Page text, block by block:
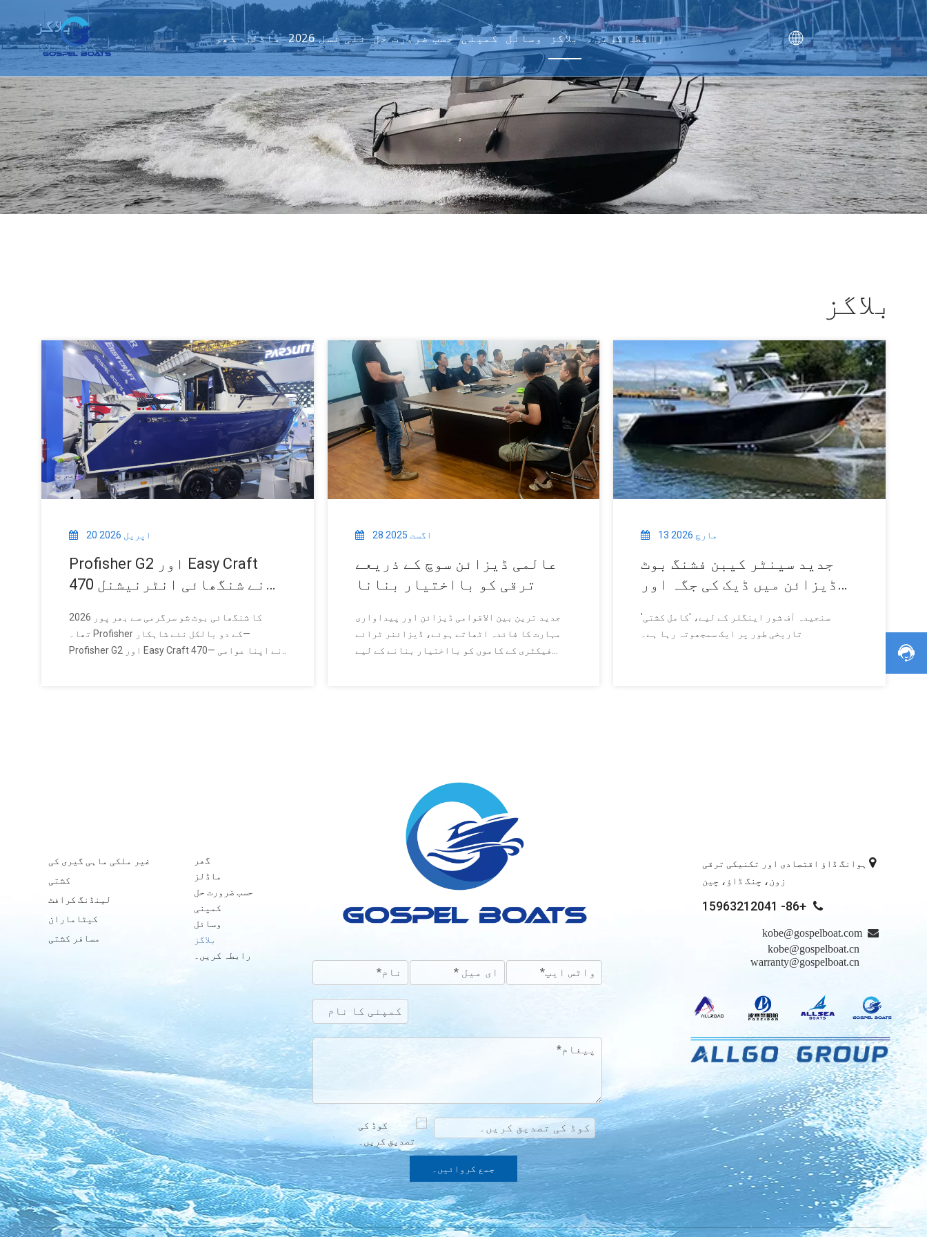
گھر ماڈلز
غیر ملکی ماہی گیری کی کشتی
لینڈنگ کرافٹ
کیٹاماران
مسافر کشتی
2026 نئی نسل
سیکنگ سیریز
G2 سیریز
حسب ضرورت حل کمپنی وسائل
اکثر پوچھے گئے سوالات
مواد
ویڈیو
وارنٹی پالیسی
بلاگز رابطہ کریں۔
بلاگز
گھر » بلاگ
بلاگز
20 اپریل 2026
Profisher G2 اور Easy Craft
470 نے شنگھائی انٹرنیشنل
2026 کا شنگھائی بوٹ شو سرگرمی سے بھر پور
تھا۔ Profisher کے دو بالکل نئے شاہکار—
Profisher G2 اور Easy Craft 470— نے اپنا عوامی
28 اگست 2025
عالمی ڈیزائن سوچ کے ذریعے
ترقی کو بااختیار بنانا
جدید ترین بین الاقوامی ڈیزائن اور پیداواری
مہارت کا فائدہ اٹھاتے ہوئے، ڈیزائنر ٹرائے
فیکٹری کے کاموں کو بااختیار بنانے کے لیے
13 مارچ 2026
جدید سینٹر کیبن فشنگ بوٹ
ڈیزائن میں ڈیک کی جگہ اور
زیادہ بنانا
سنجیدہ آف شور اینگلر کے لیے، 'کامل کشتی'
تاریخی طور پر ایک سمجھوتہ رہا ہے۔
غیر ملکی ماہی گیری کی
کشتی
لینڈنگ کرافٹ
کیٹاماران
مسافر کشتی
گھر
ماڈلز
حسب ضرورت حل
کمپنی
وسائل
بلاگز
رابطہ کریں۔
جمع کروائیں۔
 ہوانگ ڈاؤ اقتصادی اور تکنیکی ترقی
زون، چنگ ڈاؤ، چین

+86- 15963212041

kobe@gospelboat.com